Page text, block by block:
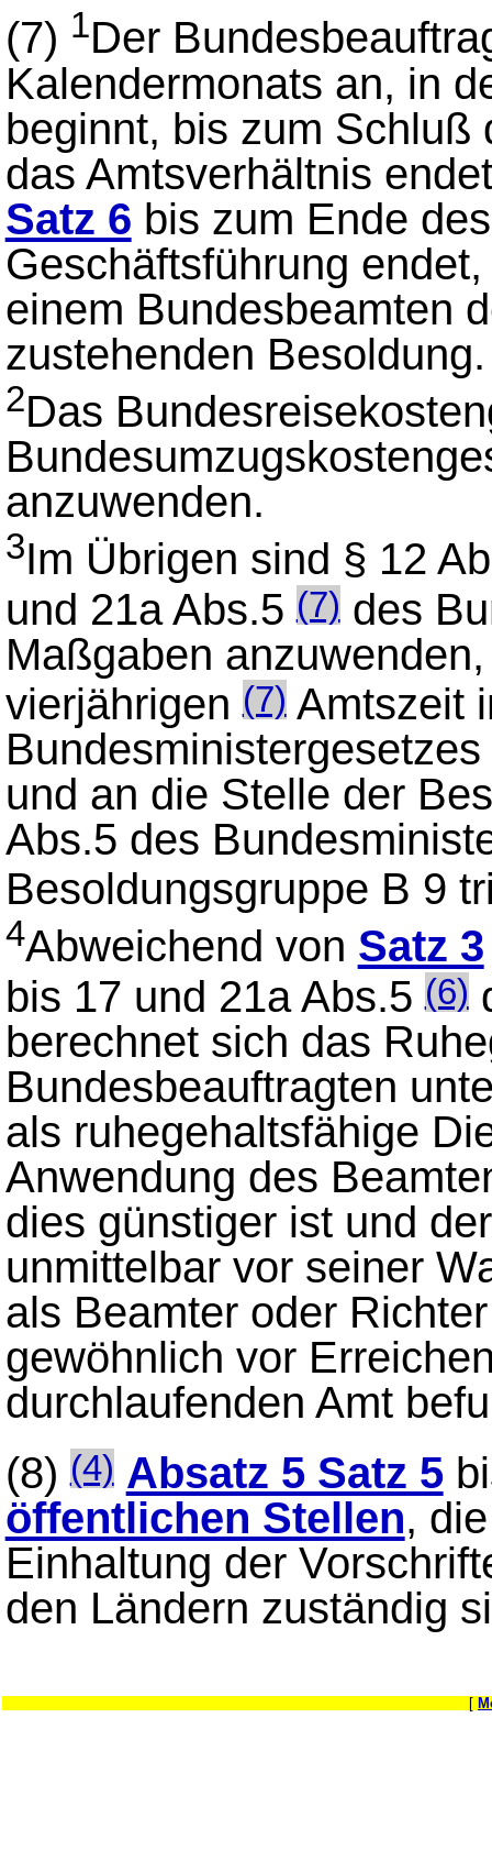
(7) 1Der
Kalendermonats an, in
beginnt, bis zum Schluß
das Amtsverhältnis
Satz 6 bis zum Ende
Geschäftsführung
einem Bundesbeamten
zustehenden Besoldung.
2Das
anzuwenden.
3Im Übrigen sind § 12
und 21a Abs.5(7)des
Maßgaben
vierjährigen(7)Amtszeit
und an die Stelle der
Abs.5 des
Besoldungsgruppe B 9
4Abweichend von Satz 3
bis 17 und 21a Abs.5(6)
berechnet sich das
Bundesbeauftragten
als ruhegehaltsfähige
Anwendung des
dies günstiger ist und
unmittelbar vor seiner
als Beamter oder
gewöhnlich vor
durchlaufenden Amt
(8)(4) Absatz 5 Satz 5
öffentlichen Stellen,
Einhaltung der
den Ländern zuständig
[